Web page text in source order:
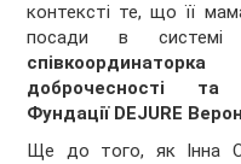
контексті те, що її
посади в системі
доброчесності та
Фундації DEJURE
Ще до того, як Інна